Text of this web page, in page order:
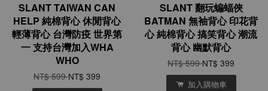
SLANT TAIWAN CAN
HELP 純棉背心 休閒背心
輕薄背心 台灣防疫 世界第
一 支持台灣加入WHA
WHO
NT$ 599NT$ 399
SLANT 翻玩蝙蝠俠
BATMAN 無袖背心 印花背
心 純棉背心 搞笑背心 潮流
背心 幽默背心
NT$ 599NT$ 399
加入購物車